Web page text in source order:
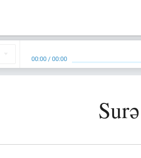
00:00 /00:00